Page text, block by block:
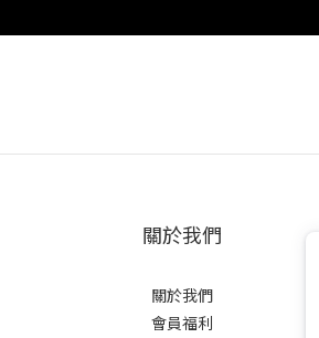
關於我們
關於我們
會員福利